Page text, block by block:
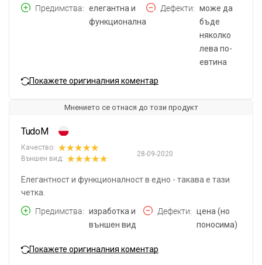
Предимства
елегантна и
функционална
Дефекти
може да
бъде
няколко
лева по-
евтина
Покажете оригиналния коментар
Мнението се отнася до този продукт
TudoM
28-09-2020
Качество:
Външен вид:
Елегантност и функционалност в едно - такава е тази
четка.
Предимства
изработка и
външен вид
Дефекти
цена (но
поносима)
Покажете оригиналния коментар